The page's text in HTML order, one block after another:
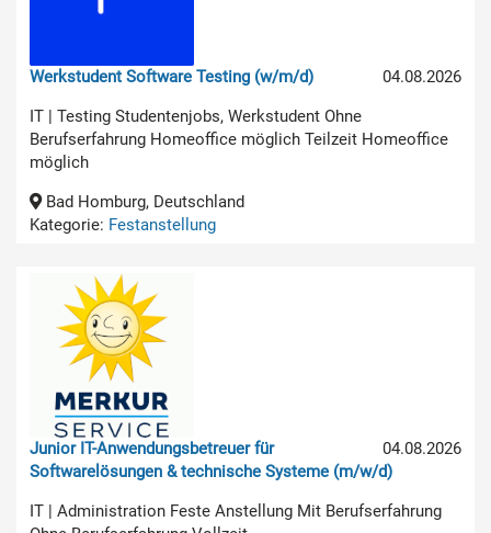
04.08.2026
Werkstudent Software Testing (w/m/d)
IT | Testing Studentenjobs, Werkstudent Ohne
Berufserfahrung Homeoffice möglich Teilzeit Homeoffice
möglich
Bad Homburg, Deutschland
Kategorie: Festanstellung
04.08.2026
Junior IT-Anwendungsbetreuer für
Softwarelösungen & technische Systeme (m/w/d)
IT | Administration Feste Anstellung Mit Berufserfahrung